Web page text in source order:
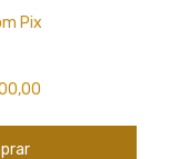
Pix